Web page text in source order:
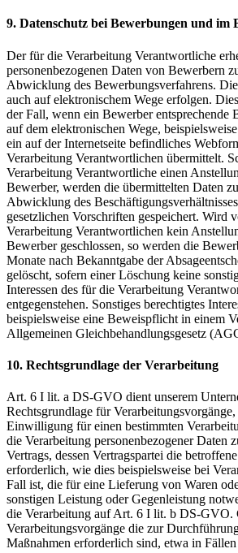
9. Datenschutz bei Bewerbungen und im
Der für die Verarbeitung Verantwortliche
personenbezogenen Daten von Bewerbern
Abwicklung des Bewerbungsverfahrens.
auch auf elektronischem Wege erfolgen.
der Fall, wenn ein Bewerber entsprechende
auf dem elektronischen Wege,
ein auf der Internetseite befindliches
Verarbeitung Verantwortlichen übermittelt.
Verarbeitung Verantwortliche einen
Bewerber, werden die übermittelten Daten
Abwicklung des
gesetzlichen Vorschriften gespeichert. Wird
Verarbeitung Verantwortlichen kein
Bewerber geschlossen, so werden die
Monate nach Bekanntgabe der
gelöscht, sofern einer Löschung keine
Interessen des für die Verarbeitung
entgegenstehen. Sonstiges berechtigtes
beispielsweise eine Beweispflicht in einem
Allgemeinen Gleichbehandlungsgesetz
10. Rechtsgrundlage der Verarbeitung
Art. 6 I lit. a DS-GVO dient unserem
Rechtsgrundlage für
Einwilligung für einen bestimmten
die Verarbeitung personenbezogener Daten
Vertrags, dessen Vertragspartei die
erforderlich, wie dies beispielsweise bei
Fall ist, die für eine Lieferung von Waren
sonstigen Leistung oder Gegenleistung
die Verarbeitung auf Art. 6 I lit. b DS-GVO.
Verarbeitungsvorgänge die zur
Maßnahmen erforderlich sind, etwa in